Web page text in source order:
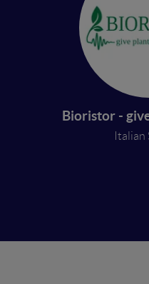
Bioristor -
Italian